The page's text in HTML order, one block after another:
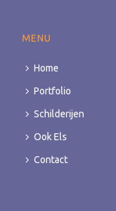
MENU
Home
Portfolio
Schilderijen
Ook Els
Contact